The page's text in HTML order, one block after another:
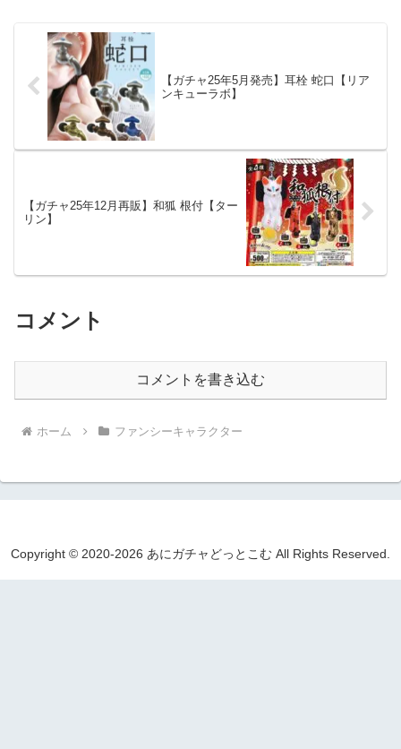
【ガチャ25年5月発売】耳栓 蛇口【リア
ンキューラボ】
【ガチャ25年12月再販】和狐 根付【ター
リン】
コメント
コメントを書き込む
ホーム ファンシーキャラクター
Copyright © 2020-2026 あにガチャどっとこむ All Rights Reserved.